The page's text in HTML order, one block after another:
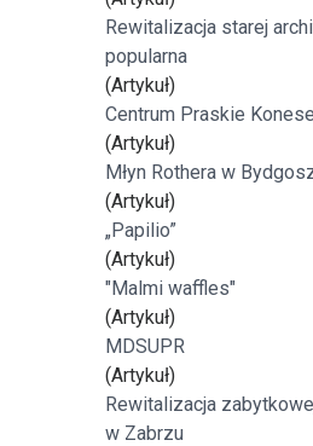
Rewitalizacja starej
popularna
(Artykuł)
Centrum Praskie
(Artykuł)
Młyn Rothera w
(Artykuł)
„Papilio”
(Artykuł)
"Malmi waffles"
(Artykuł)
MDSUPR
(Artykuł)
Rewitalizacja
w Zabrzu